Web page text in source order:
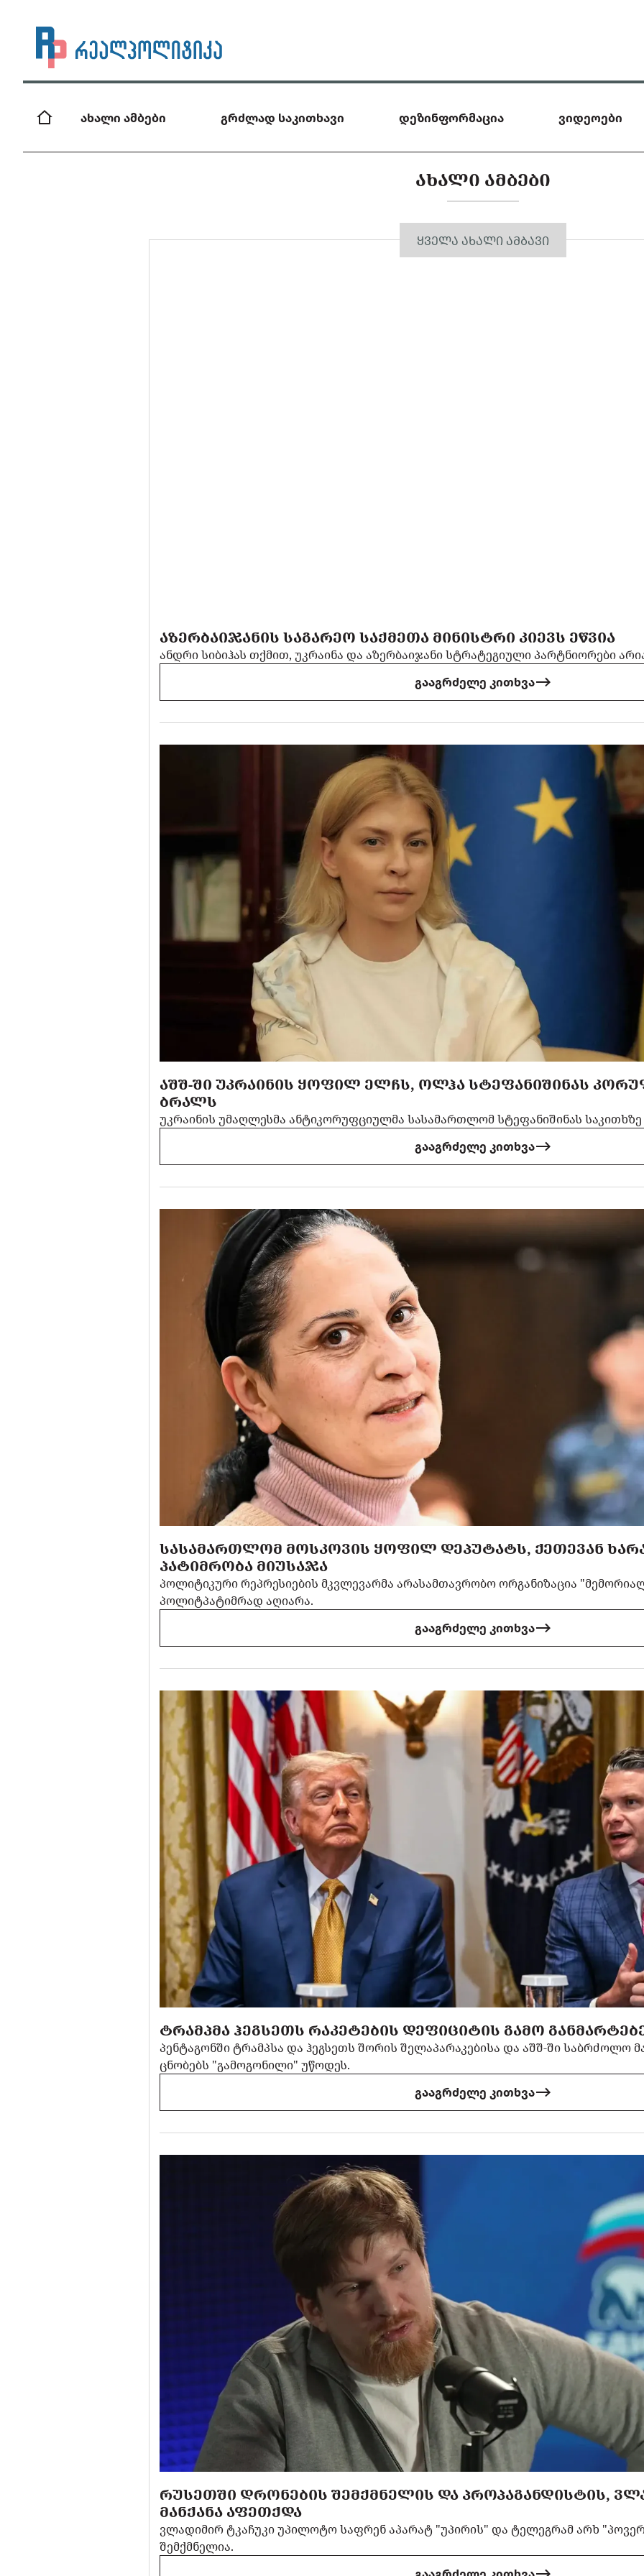
ახალი ამბები გრძლად საკითხავი დეზინფორმაცია ვიდეოები
ᲐᲮᲐᲚᲘ ᲐᲛᲑᲔᲑᲘ
ᲧᲕᲔᲚᲐ ᲐᲮᲐᲚᲘ ᲐᲛᲑᲐᲕᲘ
ᲐᲖᲔᲠᲑᲐᲘᲯᲐᲜᲘᲡ ᲡᲐᲒᲐᲠᲔᲝ ᲡᲐᲥᲛᲔᲗᲐ ᲛᲘᲜᲘᲡᲢᲠᲘ ᲙᲘᲔᲕᲡ ᲔᲬᲕᲘᲐ
ანდრი სიბიჰას თქმით, უკრაინა და აზერბაიჯანი სტრატეგიული პარტნიორები
გააგრძელე კითხვა
ᲐᲨᲨ-ᲨᲘ ᲣᲙᲠᲐᲘᲜᲘᲡ ᲧᲝᲤᲘᲚ ᲔᲚᲩᲡ, ᲝᲚᲰᲐ ᲡᲢᲔᲤᲐᲜᲘᲨᲘᲜᲐᲡ
ᲑᲠᲐᲚᲡ
უკრაინის უმაღლესმა ანტიკორუფციულმა სასამართლომ სტეფანიშინას
გააგრძელე კითხვა
ᲡᲐᲡᲐᲛᲐᲠᲗᲚᲝᲛ ᲛᲝᲡᲙᲝᲕᲘᲡ ᲧᲝᲤᲘᲚ ᲓᲔᲞᲣᲢᲐᲢᲡ, ᲥᲔᲗᲔᲕᲐᲜ
ᲞᲐᲢᲘᲛᲠᲝᲑᲐ ᲛᲘᲣᲡᲐᲯᲐ
პოლიტიკური რეპრესიების მკვლევარმა არასამთავრობო ორგანიზაცია
პოლიტპატიმრად აღიარა.
გააგრძელე კითხვა
ᲢᲠᲐᲛᲞᲛᲐ ᲰᲔᲒᲡᲔᲗᲡ ᲠᲐᲙᲔᲢᲔᲑᲘᲡ ᲓᲔᲤᲘᲪᲘᲢᲘᲡ ᲒᲐᲛᲝ
პენტაგონში ტრამპსა და ჰეგსეთს შორის შელაპარაკებისა და აშშ-ში საბრძოლო
ცნობებს "გამოგონილი" უწოდეს.
გააგრძელე კითხვა
ᲠᲣᲡᲔᲗᲨᲘ ᲓᲠᲝᲜᲔᲑᲘᲡ ᲨᲔᲛᲥᲛᲜᲔᲚᲘᲡ ᲓᲐ ᲞᲠᲝᲞᲐᲒᲐᲜᲓᲘᲡᲢᲘᲡ,
ᲛᲐᲜᲥᲐᲜᲐ ᲐᲤᲔᲗᲥᲓᲐ
ვლადიმირ ტკაჩუკი უპილოტო საფრენ აპარატ "უპირის" და ტელეგრამ არხ
შემქმნელია.